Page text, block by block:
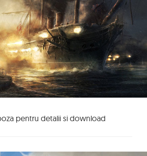
pentru detalii si download